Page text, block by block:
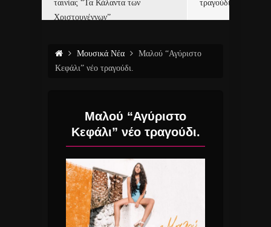
ταινίας “Τα Κάλαντα των
Χριστουγέννων”
τραγούδι και video
Μουσικά Νέα
Μαλού “Αγύριστο
Κεφάλι” νέο τραγούδι.
Μαλού “Αγύριστο
Κεφάλι” νέο τραγούδι.